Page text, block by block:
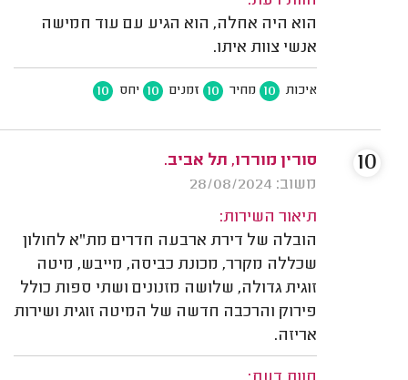
הוא היה אחלה, הוא הגיע עם עוד חמישה
אנשי צוות איתו.
איכות 10 מחיר 10 זמנים 10 יחס 10
סורין מוררו, תל אביב.
משוב: 28/08/2024
תיאור השירות:
הובלה של דירת ארבעה חדרים מת"א לחולון
שכללה מקרר, מכונת כביסה, מייבש, מיטה
זוגית גדולה, שלושה מזנונים ושתי ספות כולל
פירוק והרכבה חדשה של המיטה זוגית ושירות
אריזה.
10